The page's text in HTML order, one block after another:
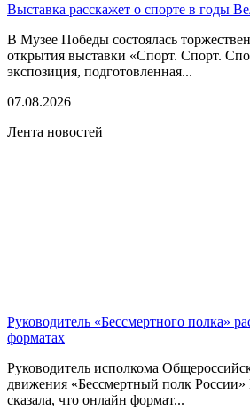
Выставка расскажет о спорте в годы
В Музее Победы состоялась
открытия выставки «Спорт. Спорт.
экспозиция, подготовленная...
07.08.2026
Лента новостей
Руководитель «Бессмертного полка»
форматах
Руководитель исполкома
движения «Бессмертный полк
сказала, что онлайн формат...